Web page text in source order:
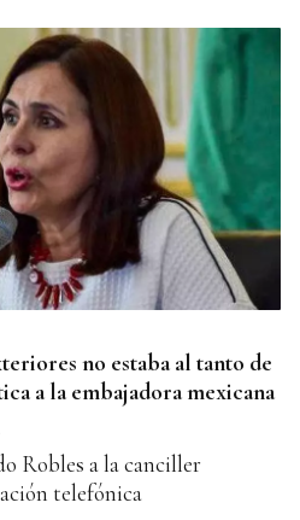
no estaba al tanto de
a la embajadora mexicana
Robles a la canciller
telefónica